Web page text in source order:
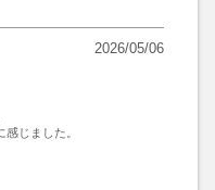
2026/05/06
じました。